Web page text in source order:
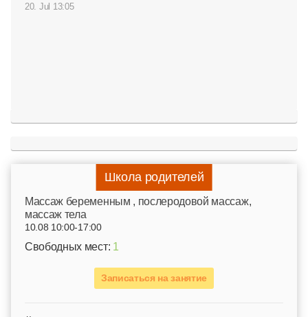
20. Jul 13:05
Школа родителей
Mассаж беременным , послеродовой массаж,
массаж тела
10.08 10:00-17:00
Свободных мест: 1
Записаться на занятие